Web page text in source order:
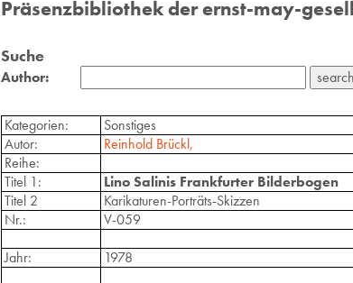
Präsenzbibliothek der ernst-may-
Suche
Author:
Kategorien:
Sonstiges
Autor:
Reinhold Brückl,
Reihe:
Titel 1:
Lino Salinis Frankfurter Bilderbogen
Titel 2
Karikaturen-Porträts-Skizzen
Nr.:
V-059
Jahr:
1978